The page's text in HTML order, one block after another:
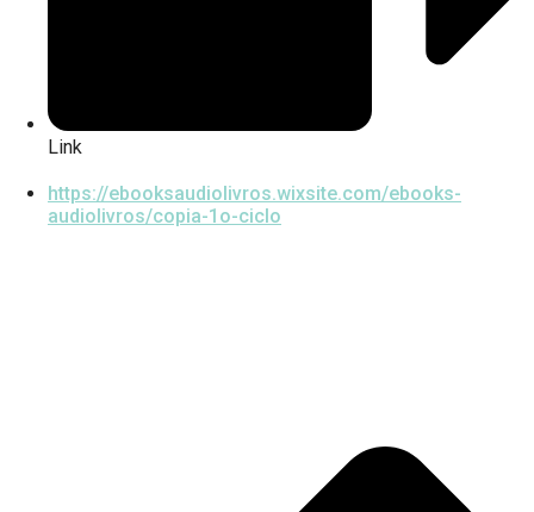
Link
https://ebooksaudiolivros.wixsite.com/ebooks-
audiolivros/copia-1o-ciclo